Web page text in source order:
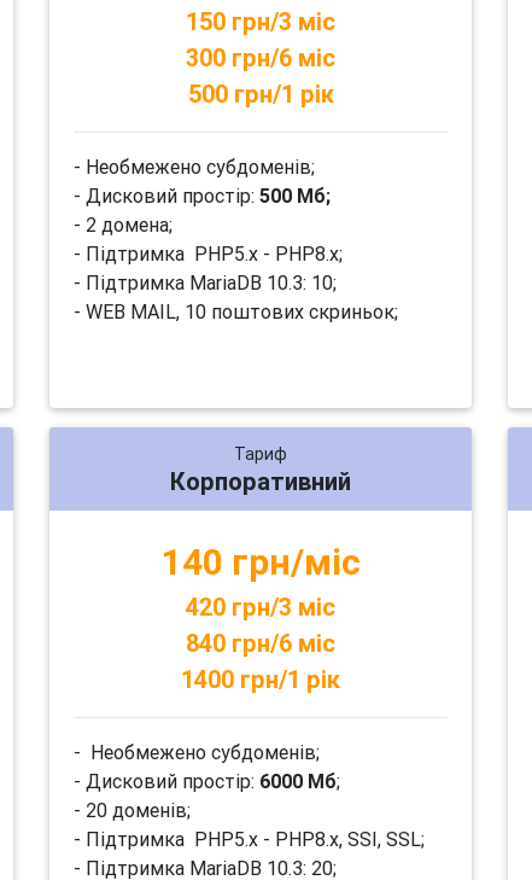
150 грн/3 міс
300 грн/6 міс
500 грн/1 рік
- Необмежено субдоменів;
- Дисковий простір: 500 Мб;
- 2 домена;
- Підтримка PHP5.x - PHP8.x;
- Підтримка MariaDB 10.3: 10;
- WEB MAIL, 10 поштових скриньок;
Тариф
Корпоративний
140 грн/міс
420 грн/3 міс
840 грн/6 міс
1400 грн/1 рік
- Необмежено субдоменів;
- Дисковий простір: 6000 Мб;
- 20 доменів;
- Підтримка PHP5.x - PHP8.x, SSI, SSL;
- Підтримка MariaDB 10.3: 20;